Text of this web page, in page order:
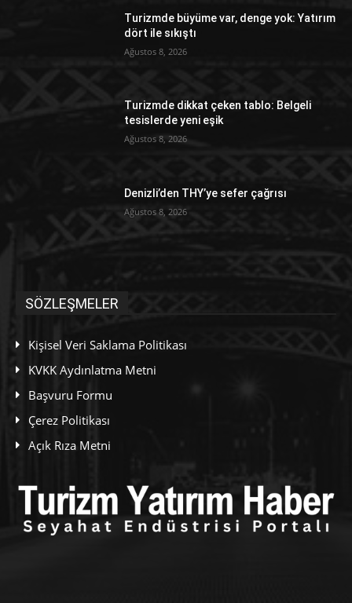
Turizmde büyüme var, denge yok: Yatırım
dört ile sıkıştı
Ağustos 8, 2026
Turizmde dikkat çeken tablo: Belgeli
tesislerde yeni eşik
Ağustos 8, 2026
Denizli’den THY’ye sefer çağrısı
Ağustos 8, 2026
SÖZLEŞMELER
Kişisel Veri Saklama Politikası
KVKK Aydınlatma Metni
Başvuru Formu
Çerez Politikası
Açık Rıza Metni